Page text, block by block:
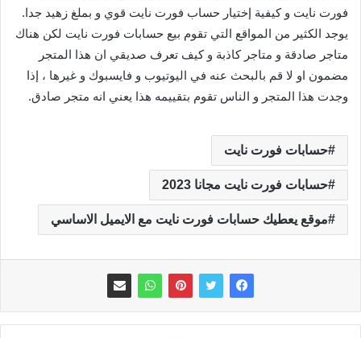
فورت نايت و كيفية إختيار حساب فورت نايت قوي و بملغ زهيد جدا.
يوجد الكثير من المواقع التي تقوم بيع حسابات فورت نايت لكن هناك
متاجر صادقة و متاجر كاذبة و كيف تعرف صديقي ان هذا المتجر
مضمون او لا قم بالبحث عنه في اليوتيوب و فايسبوك و غيرها ، إذا
وجدت هذا المتجر و الناس تقوم بتقييمه هذا يعني انه متجر صادق.
حسابات فورت نايت
حسابات فورت نايت مجانا 2023
موقع يعطيك حسابات فورت نايت مع الايميل الاساسي